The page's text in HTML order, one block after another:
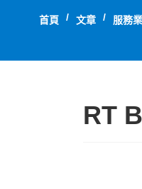
首頁 文章 服務業
RT